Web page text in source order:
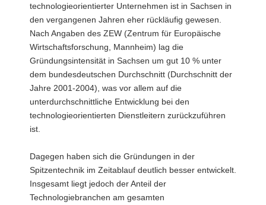
technologieorientierter Unternehmen ist in Sachsen in
den vergangenen Jahren eher rückläufig gewesen.
Nach Angaben des ZEW (Zentrum für Europäische
Wirtschaftsforschung, Mannheim) lag die
Gründungsintensität in Sachsen um gut 10 % unter
dem bundesdeutschen Durchschnitt (Durchschnitt der
Jahre 2001-2004), was vor allem auf die
unterdurchschnittliche Entwicklung bei den
technologieorientierten Dienstleitern zurückzuführen
ist.
Dagegen haben sich die Gründungen in der
Spitzentechnik im Zeitablauf deutlich besser entwickelt.
Insgesamt liegt jedoch der Anteil der
Technologiebranchen am gesamten